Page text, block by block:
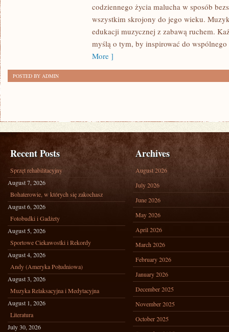
RELAKSACYJNA
I
TERAPEUTYCZNA
codziennego życia malucha w sposób
wszystkim skrojony do jego wieku.
edukacji muzycznej z zabawą ruchem.
myślą o tym, by inspirować do
More ]
POSTED BY ADMIN
Recent Posts
Sprzęt rehabilitacyjny
August 7, 2026
Bohaterowie, w których się zakochasz
August 6, 2026
Fotobudki i Gadżety
August 5, 2026
Sportowe Ciekawostki i Rekordy
August 4, 2026
Andy (Ameryka Południowa)
August 3, 2026
Muzyka Relaksacyjna i Medytacyjna
August 1, 2026
Literatura
July 30, 2026
Archives
August 2026
July 2026
June 2026
May 2026
April 2026
March 2026
February 2026
January 2026
December 2025
November 2025
October 2025